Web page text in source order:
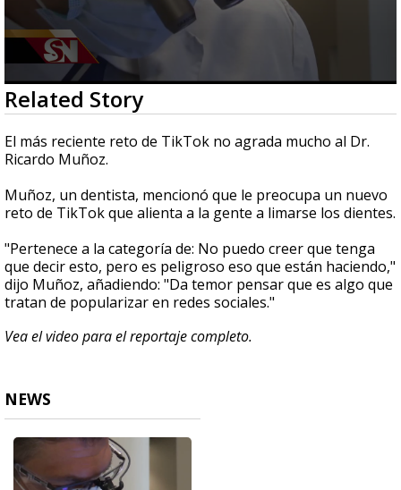
0
seconds
of
2
minutes,
18
Related Story
El más reciente reto de TikTok no agrada mucho al Dr.
Ricardo Muñoz.
Muñoz, un dentista, mencionó que le preocupa un nuevo
reto de TikTok que alienta a la gente a limarse los dientes.
"Pertenece a la categoría de: No puedo creer que tenga
que decir esto, pero es peligroso eso que están haciendo,"
dijo Muñoz, añadiendo: "Da temor pensar que es algo que
tratan de popularizar en redes sociales."
Vea el video para el reportaje completo.
NEWS